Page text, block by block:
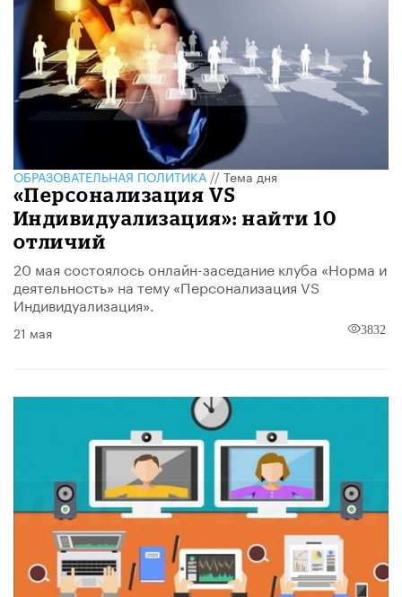
ОБРАЗОВАТЕЛЬНАЯ ПОЛИТИКА//Тема дня
«Персонализация VS
Индивидуализация»: найти 10
отличий
20 мая состоялось онлайн-заседание клуба «Норма и
деятельность» на тему «Персонализация VS
Индивидуализация».
21 мая 3832